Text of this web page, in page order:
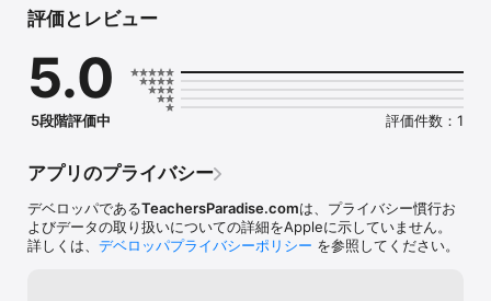
Does not test for accuracy
Language/Speech and Sounds: Japanese
Age Level: 1+
Title: Japanese Alphabet Hiragana Handwriting For Kids
Copyright 2011 TeachersParadise.com, Inc.
評価とレビュー
5.0
5段階評価中 評価件数：1
アプリのプライバシー
デベロッパであるTeachersParadise.comは、プライバシー慣行お
よびデータの取り扱いについての詳細をAppleに示していません。
詳しくは、 デベロッパプライバシーポリシー を参照してください。